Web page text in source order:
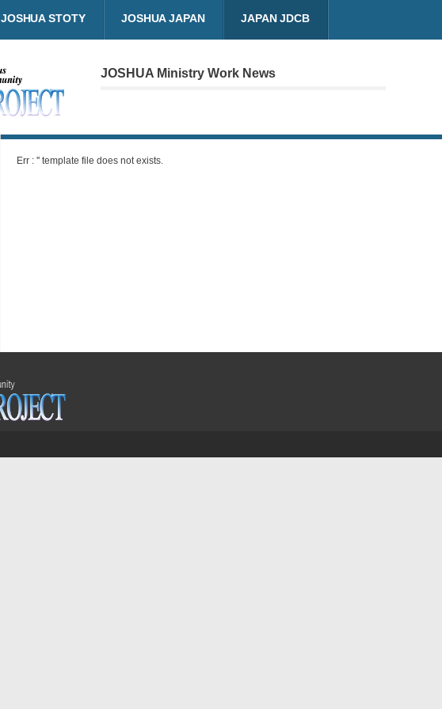
JOSHUA STOTY JOSHUA JAPAN JAPAN JDCB
JOSHUA Ministry Work News
Err : '' template file does not exists.